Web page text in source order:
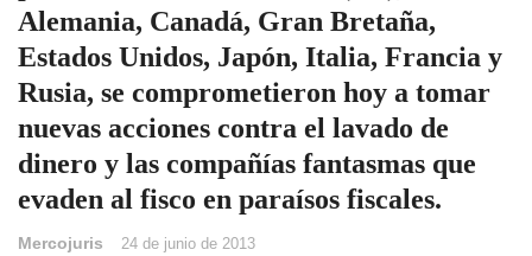
Alemania, Canadá, Gran Bretaña,
Estados Unidos, Japón, Italia, Francia y
Rusia, se comprometieron hoy a tomar
nuevas acciones contra el lavado de
dinero y las compañías fantasmas que
evaden al fisco en paraísos fiscales.
Mercojuris 24 de junio de 2013